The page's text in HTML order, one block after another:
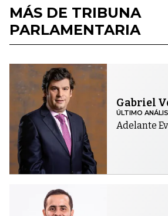
MÁS DE TRIBUNA
PARLAMENTARIA
Gabriel
ÚLTIMO
Adelante